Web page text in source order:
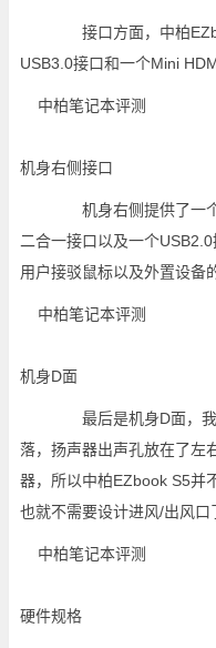
接口方面，中柏
USB3.0接口和一个Mini
机身右侧接口
机身右侧提供了一个
二合一接口以及一个
用户接驳鼠标以及外置设备
机身D面
最后是机身D面，我
落，扬声器出声孔放在了左
器，所以中柏EZbook S5并
也就不需要设计进风/出风口
硬件规格